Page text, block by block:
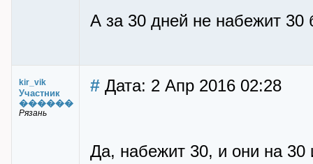
А за 30 дней не набежит 30
kir_vik
Участник
������
Рязань
# Дата: 2 Апр 2016 02:28
Да, набежит 30, и они на 30